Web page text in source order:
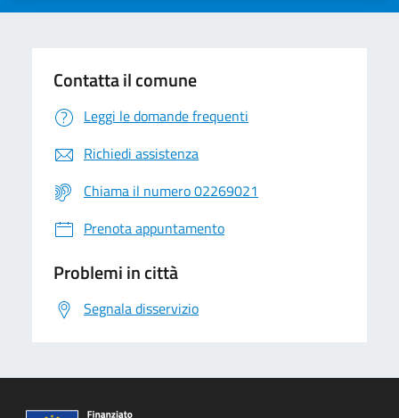
Contatta il comune
Leggi le domande frequenti
Richiedi assistenza
Chiama il numero 02269021
Prenota appuntamento
Problemi in città
Segnala disservizio